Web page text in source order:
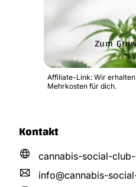
Zum
Affiliate-Link: Wir
Mehrkosten für dich.
Kontakt
cannabis-social-
info@cannabis-